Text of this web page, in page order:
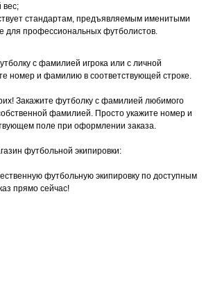
вес;
стандартам, предъявляемым именитыми
для профессиональных футболистов.
с фамилией игрока или с личной
номер и фамилию в соответствующей строке.
Закажите футболку с фамилией любимого
фамилией. Просто укажите номер и
поле при оформлении заказа.
футбольной экипировки:
футбольную экипировку по доступным
прямо сейчас!